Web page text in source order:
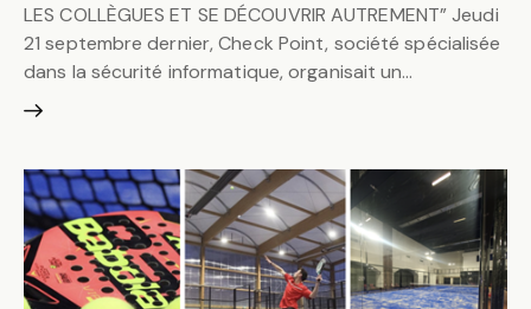
LES COLLÈGUES ET SE DÉCOUVRIR AUTREMENT” Jeudi
21 septembre dernier, Check Point, société spécialisée
dans la sécurité informatique, organisait un…